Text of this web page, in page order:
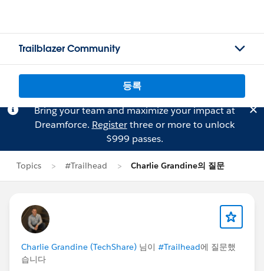
Trailblazer Community
등록
Bring your team and maximize your impact at
Dreamforce. Registerthree or more to unlock
$999 passes.
Topics #Trailhead Charlie Grandine의 질문
Charlie Grandine (TechShare) 님이 #Trailhead에 질문했
습니다